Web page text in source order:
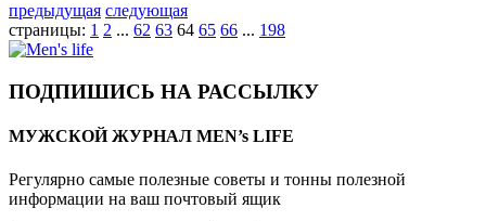
предыдущая следующая
страницы: 1 2 ... 62 63 64 65 66 ... 198
ПОДПИШИСЬ НА РАССЫЛКУ
МУЖСКОЙ ЖУРНАЛ MEN’s LIFE
Регулярно самые полезные советы и тонны полезной
информации на ваш почтовый ящик